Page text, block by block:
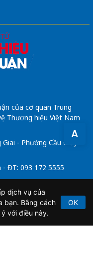
A
của cơ quan Trung
Thương hiệu Việt Nam
- Phường Cầu Giấy -
- ĐT: 093 172 5555
64/GP-BTTTT do Bộ
2/2020.
dịch vụ của
bạn. Bằng cách
với điều này.
OK